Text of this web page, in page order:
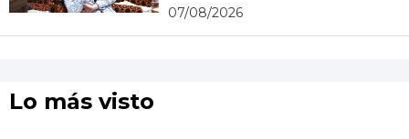
07/08/2026
Lo más visto